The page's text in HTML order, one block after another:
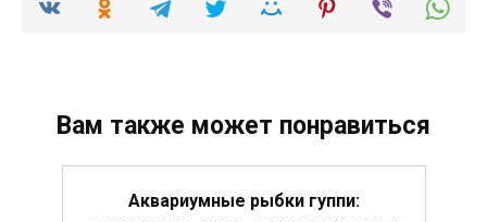
Вам также может понравиться
Аквариумные рыбки гуппи: